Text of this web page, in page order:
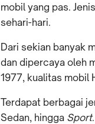
mobil yang pas.
sehari-hari.
Dari sekian banyak
dan dipercaya oleh
1977, kualitas mobil
Terdapat berbagai
Sedan, hingga Sport